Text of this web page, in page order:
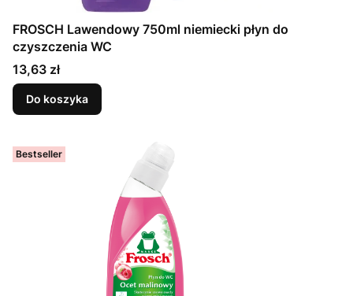
FROSCH Lawendowy 750ml niemiecki płyn do
czyszczenia WC
Cena
13,63 zł
Do koszyka
Bestseller